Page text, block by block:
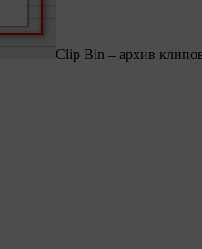
Clip Bin – архив